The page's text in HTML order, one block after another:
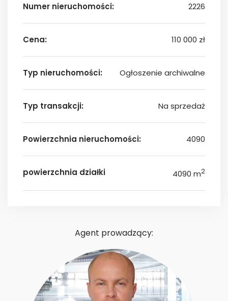
Numer nieruchomości: 2226
Cena: 110 000 zł
Typ nieruchomości: Ogłoszenie archiwalne
Typ transakcji: Na sprzedaż
Powierzchnia nieruchomości: 4090
powierzchnia działki 4090 m2
Agent prowadzący: